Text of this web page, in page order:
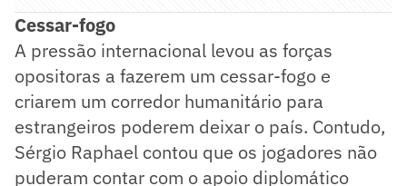
Cessar-fogo
A pressão internacional levou as forças
opositoras a fazerem um cessar-fogo e
criarem um corredor humanitário para
estrangeiros poderem deixar o país. Contudo,
Sérgio Raphael contou que os jogadores não
puderam contar com o apoio diplomático